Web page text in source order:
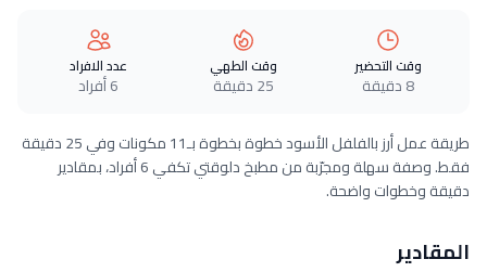
وقت التحضير
8 دقيقة
وقت الطهي
25 دقيقة
عدد الافراد
6 أفراد
طريقة عمل أرز بالفلفل الأسود خطوة بخطوة بـ11 مكونات وفي 25 دقيقة
فقط. وصفة سهلة ومجرّبة من مطبخ دلوقتي تكفي 6 أفراد، بمقادير
دقيقة وخطوات واضحة.
المقادير